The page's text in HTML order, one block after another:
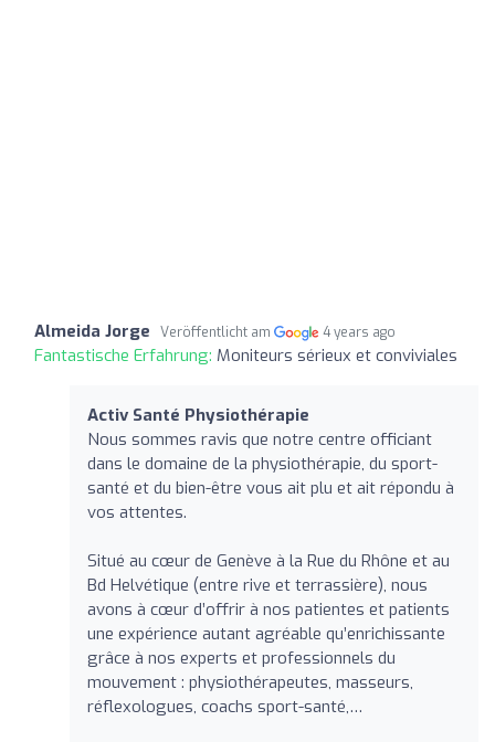
Almeida Jorge Veröffentlicht am 4 years ago
Fantastische Erfahrung: Moniteurs sérieux et conviviales
Activ Santé Physiothérapie
Nous sommes ravis que notre centre officiant
dans le domaine de la physiothérapie, du sport-
santé et du bien-être vous ait plu et ait répondu à
vos attentes.
Situé au cœur de Genève à la Rue du Rhône et au
Bd Helvétique (entre rive et terrassière), nous
avons à cœur d’offrir à nos patientes et patients
une expérience autant agréable qu’enrichissante
grâce à nos experts et professionnels du
mouvement : physiothérapeutes, masseurs,
réflexologues, coachs sport-santé,…